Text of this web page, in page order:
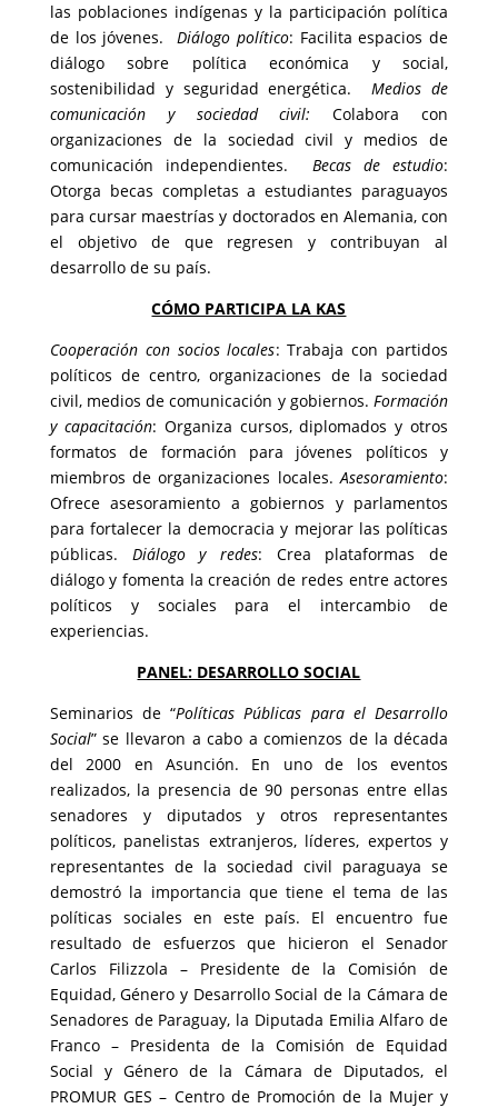
las poblaciones indígenas y la participación política
de los jóvenes. Diálogo político: Facilita espacios de
diálogo sobre política económica y social,
sostenibilidad y seguridad energética.Medios de
comunicación y sociedad civil: Colabora con
organizaciones de la sociedad civil y medios de
comunicación independientes.Becas de estudio:
Otorga becas completas a estudiantes paraguayos
para cursar maestrías y doctorados en Alemania, con
el objetivo de que regresen y contribuyan al
desarrollo de su país.
CÓMO PARTICIPA LA KAS
Cooperación con socios locales: Trabaja con partidos
políticos de centro, organizaciones de la sociedad
civil, medios de comunicación y gobiernos.Formación
y capacitación: Organiza cursos, diplomados y otros
formatos de formación para jóvenes políticos y
miembros de organizaciones locales.Asesoramiento:
Ofrece asesoramiento a gobiernos y parlamentos
para fortalecer la democracia y mejorar las políticas
públicas. Diálogo y redes: Crea plataformas de
diálogo y fomenta la creación de redes entre actores
políticos y sociales para el intercambio de
experiencias.
PANEL: DESARROLLO SOCIAL
Seminarios de “Políticas Públicas para el Desarrollo
Social” se llevaron a cabo a comienzos de la década
del 2000 en Asunción. En uno de los eventos
realizados, la presencia de 90 personas entre ellas
senadores y diputados y otros representantes
políticos, panelistas extranjeros, líderes, expertos y
representantes de la sociedad civil paraguaya se
demostró la importancia que tiene el tema de las
políticas sociales en este país. El encuentro fue
resultado de esfuerzos que hicieron el Senador
Carlos Filizzola – Presidente de la Comisión de
Equidad, Género y Desarrollo Social de la Cámara de
Senadores de Paraguay, la Diputada Emilia Alfaro de
Franco – Presidenta de la Comisión de Equidad
Social y Género de la Cámara de Diputados, el
PROMUR GES – Centro de Promoción de la Mujer y